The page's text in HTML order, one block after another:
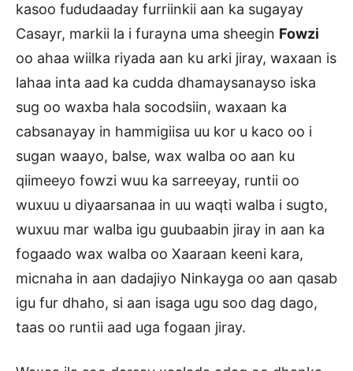
kasoo fududaaday furriinkii aan ka sugayay
Casayr, markii la i furayna uma sheegin Fowzi
oo ahaa wiilka riyada aan ku arki jiray, waxaan is
lahaa inta aad ka cudda dhamaysanayso iska
sug oo waxba hala socodsiin, waxaan ka
cabsanayay in hammigiisa uu kor u kaco oo i
sugan waayo, balse, wax walba oo aan ku
qiimeeyo fowzi wuu ka sarreeyay, runtii oo
wuxuu u diyaarsanaa in uu waqti walba i sugto,
wuxuu mar walba igu guubaabin jiray in aan ka
fogaado wax walba oo Xaaraan keeni kara,
micnaha in aan dadajiyo Ninkayga oo aan qasab
igu fur dhaho, si aan isaga ugu soo dag dago,
taas oo runtii aad uga fogaan jiray.